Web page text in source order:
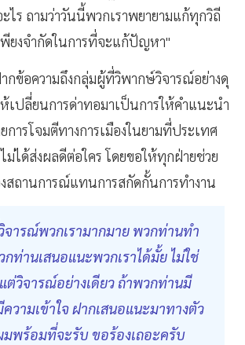
ร ถามว่าวันนี้พวกเราพยายามแก้ทุกวิถี
ยงจำกัดในการที่จะแก้ปัญหา"
ากข้อความถึงกลุ่มผู้ที่วิพากษ์วิจารณ์อย่างดุ
ห้เปลี่ยนการด่าทอมาเป็นการให้คำแนะนำ
ารโจมตีทางการเมืองในยามที่ประเทศ
ม่ได้ส่งผลดีต่อใคร โดยขอให้ทุกฝ่ายช่วย
สถานการณ์แทนการสกัดกั้นการทำงาน
ารณ์พวกเรามากมาย พวกท่านทำ
กท่านเสนอแนะพวกเราได้มั้ย ไม่ใช่
ต่วิจารณ์อย่างเดียว ถ้าพวกท่านมี
วามเข้าใจ ฝากเสนอแนะมาทางตัว
มพร้อมที่จะรับ ขอร้องเถอะครับ